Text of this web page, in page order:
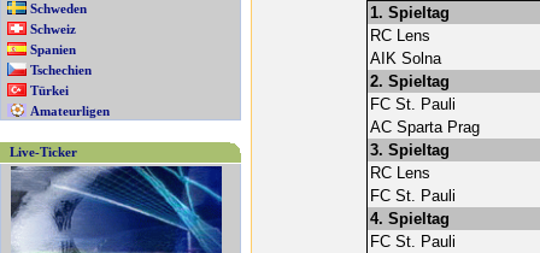
Schweden
Schweiz
Spanien
Tschechien
Türkei
Amateurligen
Live-Ticker
1. Spieltag
RC Lens
AIK Solna
2. Spieltag
FC St. Pauli
AC Sparta Prag
3. Spieltag
RC Lens
FC St. Pauli
4. Spieltag
FC St. Pauli